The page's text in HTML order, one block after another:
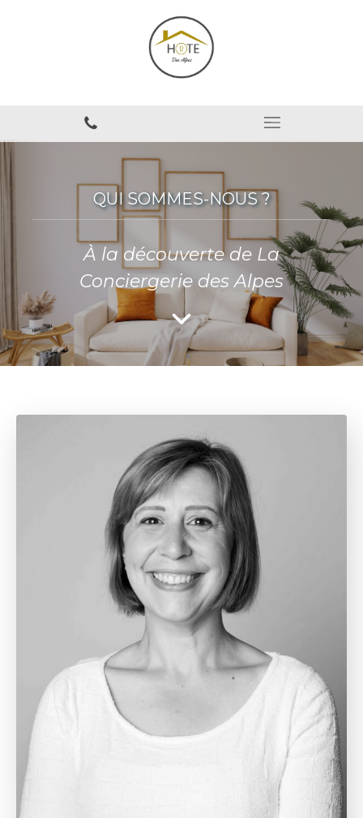
QUI SOMMES-NOUS ?
À la découverte de La
Conciergerie des Alpes